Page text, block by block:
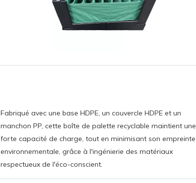
Fabriqué avec une base HDPE, un couvercle HDPE et un
manchon PP, cette boîte de palette recyclable maintient une
forte capacité de charge, tout en minimisant son empreinte
environnementale, grâce à l'ingénierie des matériaux
respectueux de l'éco-conscient.